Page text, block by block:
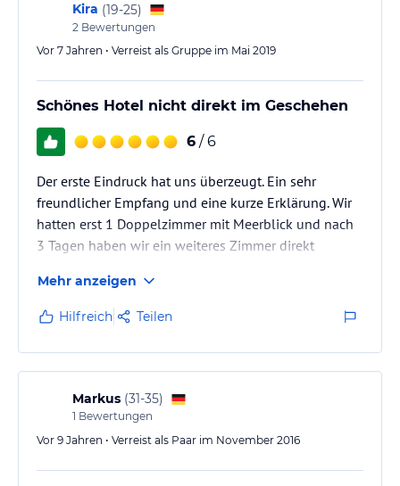
Kira (19-25)
2 Bewertungen
Vor 7 Jahren • Verreist als Gruppe im Mai 2019
Schönes Hotel nicht direkt im Geschehen
6 / 6
Der erste Eindruck hat uns überzeugt. Ein sehr
freundlicher Empfang und eine kurze Erklärung. Wir
hatten erst 1 Doppelzimmer mit Meerblick und nach
3 Tagen haben wir ein weiteres Zimmer direkt
nach gereist war.
Mehr anzeigen
Hilfreich Teilen
Markus (31-35)
1 Bewertungen
Vor 9 Jahren • Verreist als Paar im November 2016